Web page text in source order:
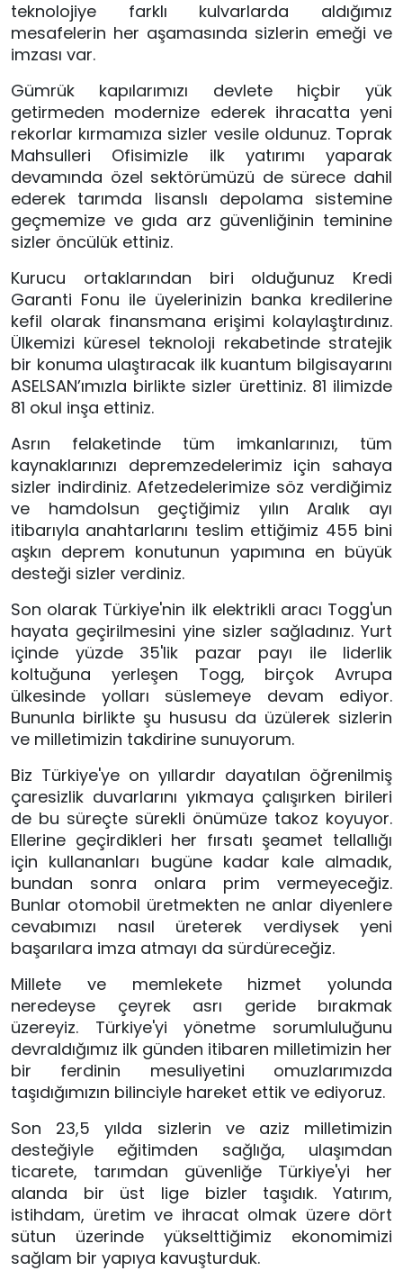
teknolojiye farklı kulvarlarda aldığımız
mesafelerin her aşamasında sizlerin emeği ve
imzası var.
Gümrük kapılarımızı devlete hiçbir yük
getirmeden modernize ederek ihracatta yeni
rekorlar kırmamıza sizler vesile oldunuz. Toprak
Mahsulleri Ofisimizle ilk yatırımı yaparak
devamında özel sektörümüzü de sürece dahil
ederek tarımda lisanslı depolama sistemine
geçmemize ve gıda arz güvenliğinin teminine
sizler öncülük ettiniz.
Kurucu ortaklarından biri olduğunuz Kredi
Garanti Fonu ile üyelerinizin banka kredilerine
kefil olarak finansmana erişimi kolaylaştırdınız.
Ülkemizi küresel teknoloji rekabetinde stratejik
bir konuma ulaştıracak ilk kuantum bilgisayarını
ASELSAN’ımızla birlikte sizler ürettiniz. 81 ilimizde
81 okul inşa ettiniz.
Asrın felaketinde tüm imkanlarınızı, tüm
kaynaklarınızı depremzedelerimiz için sahaya
sizler indirdiniz. Afetzedelerimize söz verdiğimiz
ve hamdolsun geçtiğimiz yılın Aralık ayı
itibarıyla anahtarlarını teslim ettiğimiz 455 bini
aşkın deprem konutunun yapımına en büyük
desteği sizler verdiniz.
Son olarak Türkiye'nin ilk elektrikli aracı Togg'un
hayata geçirilmesini yine sizler sağladınız. Yurt
içinde yüzde 35'lik pazar payı ile liderlik
koltuğuna yerleşen Togg, birçok Avrupa
ülkesinde yolları süslemeye devam ediyor.
Bununla birlikte şu hususu da üzülerek sizlerin
ve milletimizin takdirine sunuyorum.
Biz Türkiye'ye on yıllardır dayatılan öğrenilmiş
çaresizlik duvarlarını yıkmaya çalışırken birileri
de bu süreçte sürekli önümüze takoz koyuyor.
Ellerine geçirdikleri her fırsatı şeamet tellallığı
için kullananları bugüne kadar kale almadık,
bundan sonra onlara prim vermeyeceğiz.
Bunlar otomobil üretmekten ne anlar diyenlere
cevabımızı nasıl üreterek verdiysek yeni
başarılara imza atmayı da sürdüreceğiz.
Millete ve memlekete hizmet yolunda
neredeyse çeyrek asrı geride bırakmak
üzereyiz. Türkiye'yi yönetme sorumluluğunu
devraldığımız ilk günden itibaren milletimizin her
bir ferdinin mesuliyetini omuzlarımızda
taşıdığımızın bilinciyle hareket ettik ve ediyoruz.
Son 23,5 yılda sizlerin ve aziz milletimizin
desteğiyle eğitimden sağlığa, ulaşımdan
ticarete, tarımdan güvenliğe Türkiye'yi her
alanda bir üst lige bizler taşıdık. Yatırım,
istihdam, üretim ve ihracat olmak üzere dört
sütun üzerinde yükselttiğimiz ekonomimizi
sağlam bir yapıya kavuşturduk.